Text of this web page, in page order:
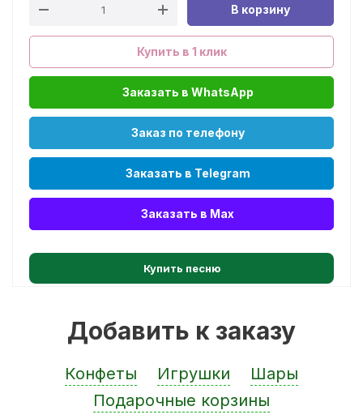
В корзину
Купить в 1 клик
Заказать в WhatsApp
Заказ по телефону
Заказать в Telegram
Заказать в Max
Купить песню
Добавить к заказу
Конфеты Игрушки
Шары
Подарочные корзины